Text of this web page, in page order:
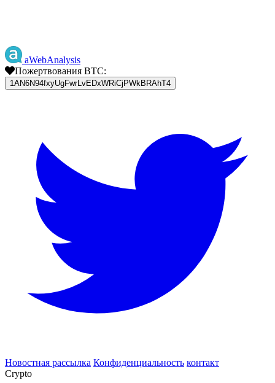
aWebAnalysis
Пожертвования BTC:
1AN6N94fxyUgFwrLvEDxWRiCjPWkBRAhT4
Новостная рассылка Конфиденциальность контакт
Crypto